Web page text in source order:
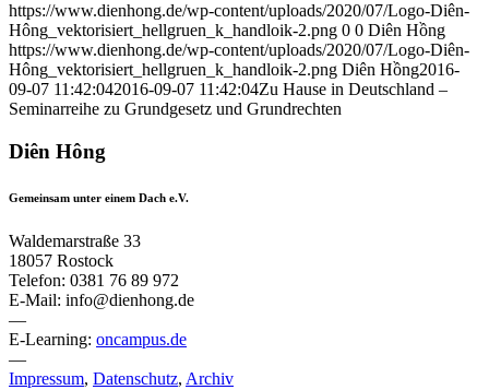
https://www.dienhong.de/wp-content/uploads/2020/07/Logo-Diên-
Hông_vektorisiert_hellgruen_k_handloik-2.png 0 0 Diên Hồng
https://www.dienhong.de/wp-content/uploads/2020/07/Logo-Diên-
Hông_vektorisiert_hellgruen_k_handloik-2.png Diên Hồng2016-
09-07 11:42:042016-09-07 11:42:04Zu Hause in Deutschland –
Seminarreihe zu Grundgesetz und Grundrechten
Diên Hông
Gemeinsam unter einem Dach e.V.
Waldemarstraße 33
18057 Rostock
Telefon: 0381 76 89 972
E-Mail: info@dienhong.de
—
E-Learning: oncampus.de
—
Impressum, Datenschutz, Archiv